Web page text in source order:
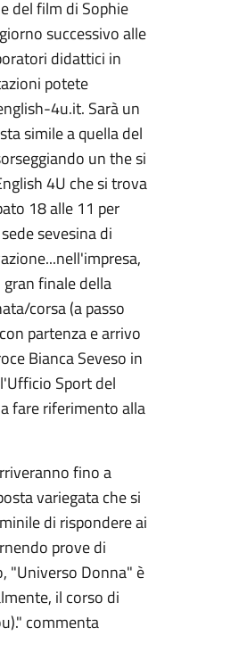
del film di Sophie
successivo alle
didattici in
potete
4u.it. Sarà un
simile a quella del
un the si
4U che si trova
18 alle 11 per
sevesina di
finale della
corsa (a passo
partenza e arrivo
Bianca Seveso in
Sport del
fare riferimento alla
fino a
variegata che si
di rispondere ai
prove di
"Universo Donna" è
il corso di
commenta